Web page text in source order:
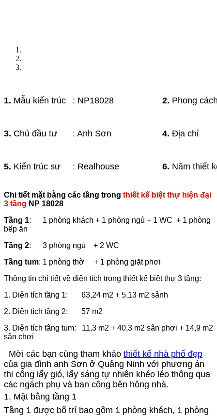
1. Mẫu kiến trúc : NP18028 2. Phong
3. Chủ đầu tư : Anh Sơn 4. Địa chỉ
5. Kiến trúc sư : Realhouse 6. Năm thiết
Chi tiết mặt bằng các tầng trong thiết kế biệt thự hiện đại
3 tầng NP 18028
Tầng 1: 1 phòng khách + 1 phòng ngủ + 1 WC + 1 phòng
bếp ăn
Tầng 2: 3 phòng ngủ + 2 WC
Tầng tum: 1 phòng thờ + 1 phòng giặt phơi
Thông tin chi tiết về diện tích trong thiết kế biệt thự 3 tầng:
1. Diện tích tầng 1: 63,24 m2 + 5,13 m2 sảnh
2. Diện tích tầng 2: 57 m2
3. Diện tích tâng tum: 11,3 m2 + 40,3 m2 sân phơi + 14,9 m2
sân chơi
Mời các bạn cùng tham khảo thiết kế nhà phố đẹp
của gia đình anh Sơn ở Quảng Ninh với phương án
thi công lấy gió, lấy sáng tự nhiên khéo léo thông qua
các ngách phụ và ban công bên hông nhà.
1. Mặt bằng tầng 1
Tầng 1 được bố trí bao gồm 1 phòng khách, 1 phòng